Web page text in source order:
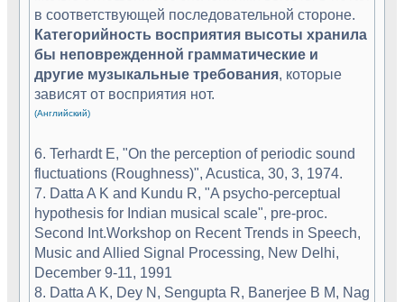
в соответствующей последовательной стороне.
Категорийность восприятия высоты хранила
бы неповрежденной грамматические и
другие музыкальные требования, которые
зависят от восприятия нот.
(Английский)
6. Terhardt E, "On the perception of periodic sound
fluctuations (Roughness)", Acustica, 30, 3, 1974.
7. Datta A K and Kundu R, "A psycho-perceptual
hypothesis for Indian musical scale", pre-proc.
Second Int.Workshop on Recent Trends in Speech,
Music and Allied Signal Processing, New Delhi,
December 9-11, 1991
8. Datta A K, Dey N, Sengupta R, Banerjee B M, Nag